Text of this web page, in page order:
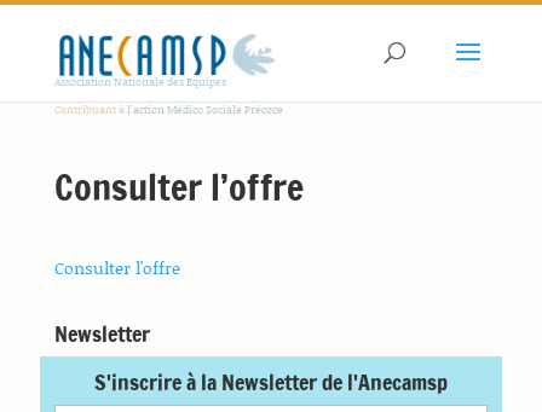
Association Nationale des Equipes
Contribuant àl'action Médico Sociale Précoce
Consulter l’offre
Consulter l'offre
Newsletter
S'inscrire à la Newsletter de l'Anecamsp